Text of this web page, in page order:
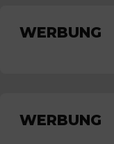
WERBUNG
WERBUNG